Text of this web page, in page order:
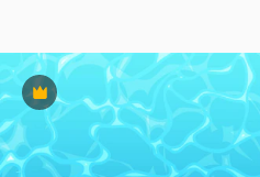
พรีเมี่ยม